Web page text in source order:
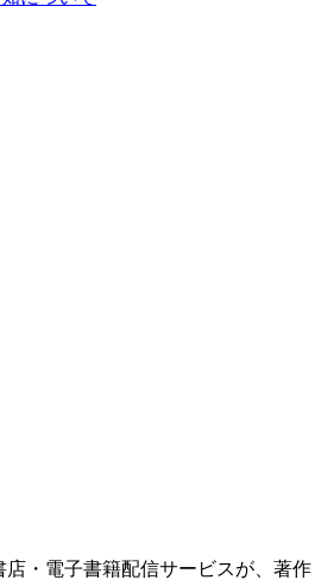
・電子書籍配信サービスが、著作